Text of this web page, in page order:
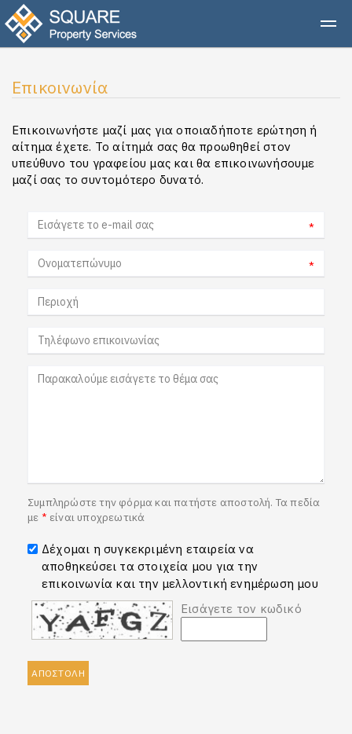
Επικοινωνία
Επικοινωνήστε μαζί μας για οποιαδήποτε ερώτηση ή
αίτημα έχετε. Το αίτημά σας θα προωθηθεί στον
υπεύθυνο του γραφείου μας και θα επικοινωνήσουμε
μαζί σας το συντομότερο δυνατό.
*
*
Συμπληρώστε την φόρμα και πατήστε αποστολή. Τα πεδία
με * είναι υποχρεωτικά
Δέχομαι η συγκεκριμένη εταιρεία να
αποθηκεύσει τα στοιχεία μου για την
επικοινωνία και την μελλοντική ενημέρωση μου
Εισάγετε τον κωδικό
ΑΠΟΣΤΟΛΗ